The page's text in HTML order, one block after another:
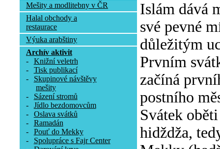
Mešity a modlitebny v ČR
Halal obchody a
restaurace
Výuka arabštiny
Archív aktivit
-
Knižní veletrh
-
Tisk publikací
-
Skupinové návštěvy
mešity
-
Sázení stromů
-
Jídlo bezdomovcům
-
Oslava svátků
-
Ramadán
-
Pouť do Mekky
-
Spolupráce s Fajr Center
Islám dává
své pevné
důležitým
Prvním
začíná
postního
Svátek
hidždža,